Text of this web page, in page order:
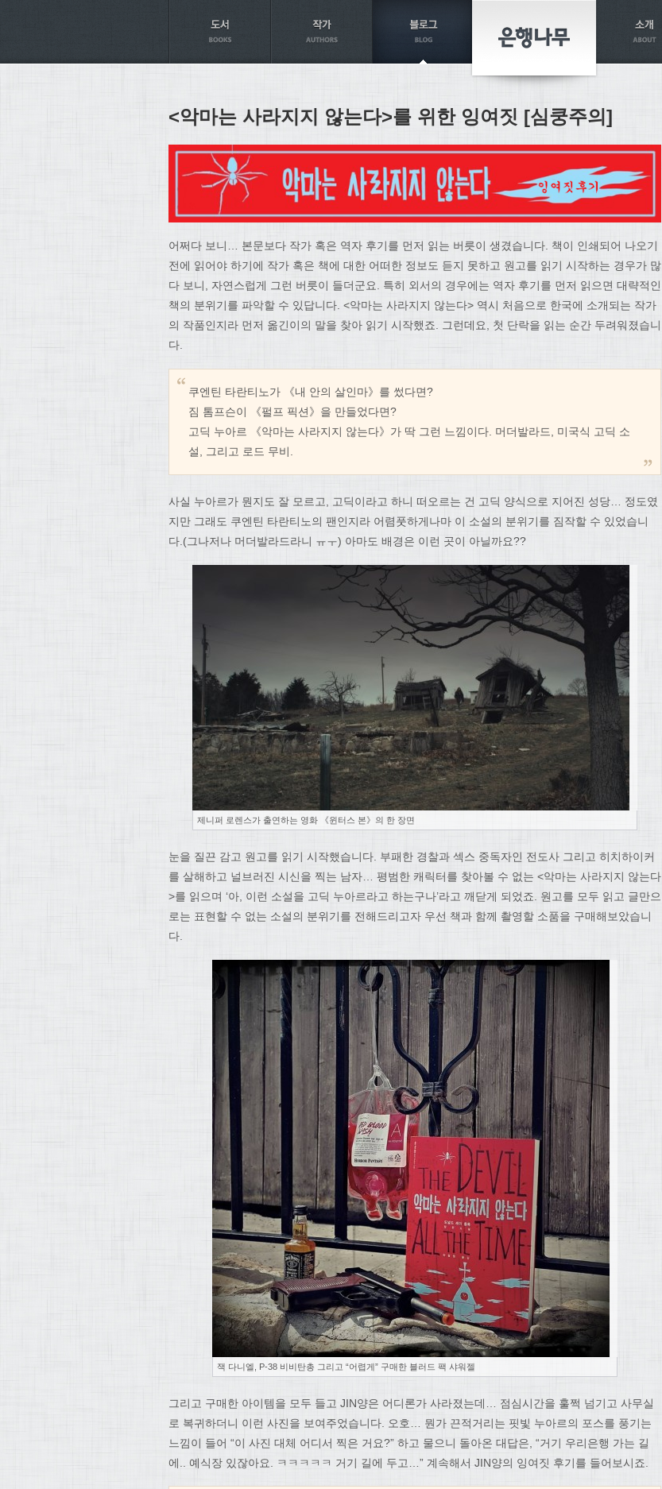
<악마는 사라지지 않는다>를 위한 잉여짓 [심쿵주의]
어쩌다 보니… 본문보다 작가 혹은 역자 후기를 먼저 읽는 버릇이 생겼습니다. 책이 인쇄되어 나오기
전에 읽어야 하기에 작가 혹은 책에 대한 어떠한 정보도 듣지 못하고 원고를 읽기 시작하는 경우가 많
다 보니, 자연스럽게 그런 버릇이 들더군요. 특히 외서의 경우에는 역자 후기를 먼저 읽으면 대략적인
책의 분위기를 파악할 수 있답니다. <악마는 사라지지 않는다> 역시 처음으로 한국에 소개되는 작가
의 작품인지라 먼저 옮긴이의 말을 찾아 읽기 시작했죠. 그런데요, 첫 단락을 읽는 순간 두려워졌습니
다.
쿠엔틴 타란티노가 《내 안의 살인마》를 썼다면?
짐 톰프슨이 《펄프 픽션》을 만들었다면?
고딕 누아르 《악마는 사라지지 않는다》가 딱 그런 느낌이다. 머더발라드, 미국식 고딕 소
설, 그리고 로드 무비.
사실 누아르가 뭔지도 잘 모르고, 고딕이라고 하니 떠오르는 건 고딕 양식으로 지어진 성당… 정도였
지만 그래도 쿠엔틴 타란티노의 팬인지라 어렴풋하게나마 이 소설의 분위기를 짐작할 수 있었습니
다.(그나저나 머더발라드라니 ㅠㅜ) 아마도 배경은 이런 곳이 아닐까요??
제니퍼 로렌스가 출연하는 영화 《윈터스 본》의 한 장면
눈을 질끈 감고 원고를 읽기 시작했습니다. 부패한 경찰과 섹스 중독자인 전도사 그리고 히치하이커
를 살해하고 널브러진 시신을 찍는 남자… 평범한 캐릭터를 찾아볼 수 없는 <악마는 사라지지 않는다
>를 읽으며 ‘아, 이런 소설을 고딕 누아르라고 하는구나’라고 깨닫게 되었죠. 원고를 모두 읽고 글만으
로는 표현할 수 없는 소설의 분위기를 전해드리고자 우선 책과 함께 촬영할 소품을 구매해보았습니
다.
잭 다니엘, P-38 비비탄총 그리고 “어렵게” 구매한 블러드 팩 샤워젤
그리고 구매한 아이템을 모두 들고 JIN양은 어디론가 사라졌는데… 점심시간을 훌쩍 넘기고 사무실
로 복귀하더니 이런 사진을 보여주었습니다. 오호… 뭔가 끈적거리는 핏빛 누아르의 포스를 풍기는
느낌이 들어 “이 사진 대체 어디서 찍은 거요?” 하고 물으니 돌아온 대답은, “거기 우리은행 가는 길
에.. 예식장 있잖아요. ㅋㅋㅋㅋㅋ 거기 길에 두고…” 계속해서 JIN양의 잉여짓 후기를 들어보시죠.